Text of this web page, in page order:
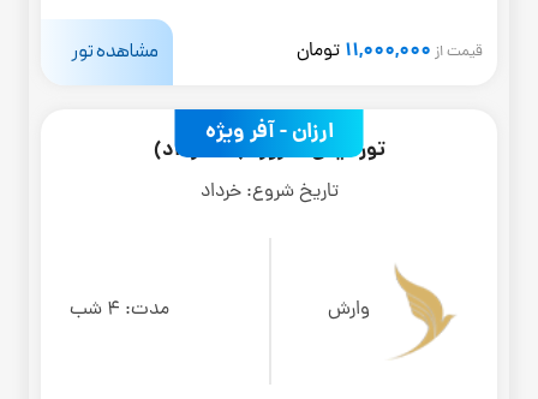
قیمت از 11,000,000 تومان مشاهده تور
ارزان - آفر ویژهتور کیش 5 روزه (17 خرداد)
تاریخ شروع: خرداد
وارش مدت: 4 شب